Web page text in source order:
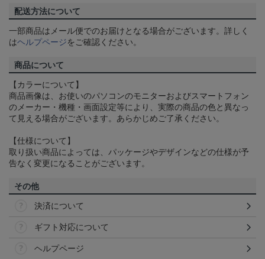
配送方法について
一部商品はメール便でのお届けとなる場合がございます。詳しく
はヘルプページをご確認ください。
商品について
【カラーについて】
商品画像は、お使いのパソコンのモニターおよびスマートフォン
のメーカー・機種・画面設定等により、実際の商品の色と異なっ
て見える場合がございます。あらかじめご了承ください。
【仕様について】
取り扱い商品によっては、パッケージやデザインなどの仕様が予
告なく変更になることがございます。
その他
決済について
ギフト対応について
ヘルプページ